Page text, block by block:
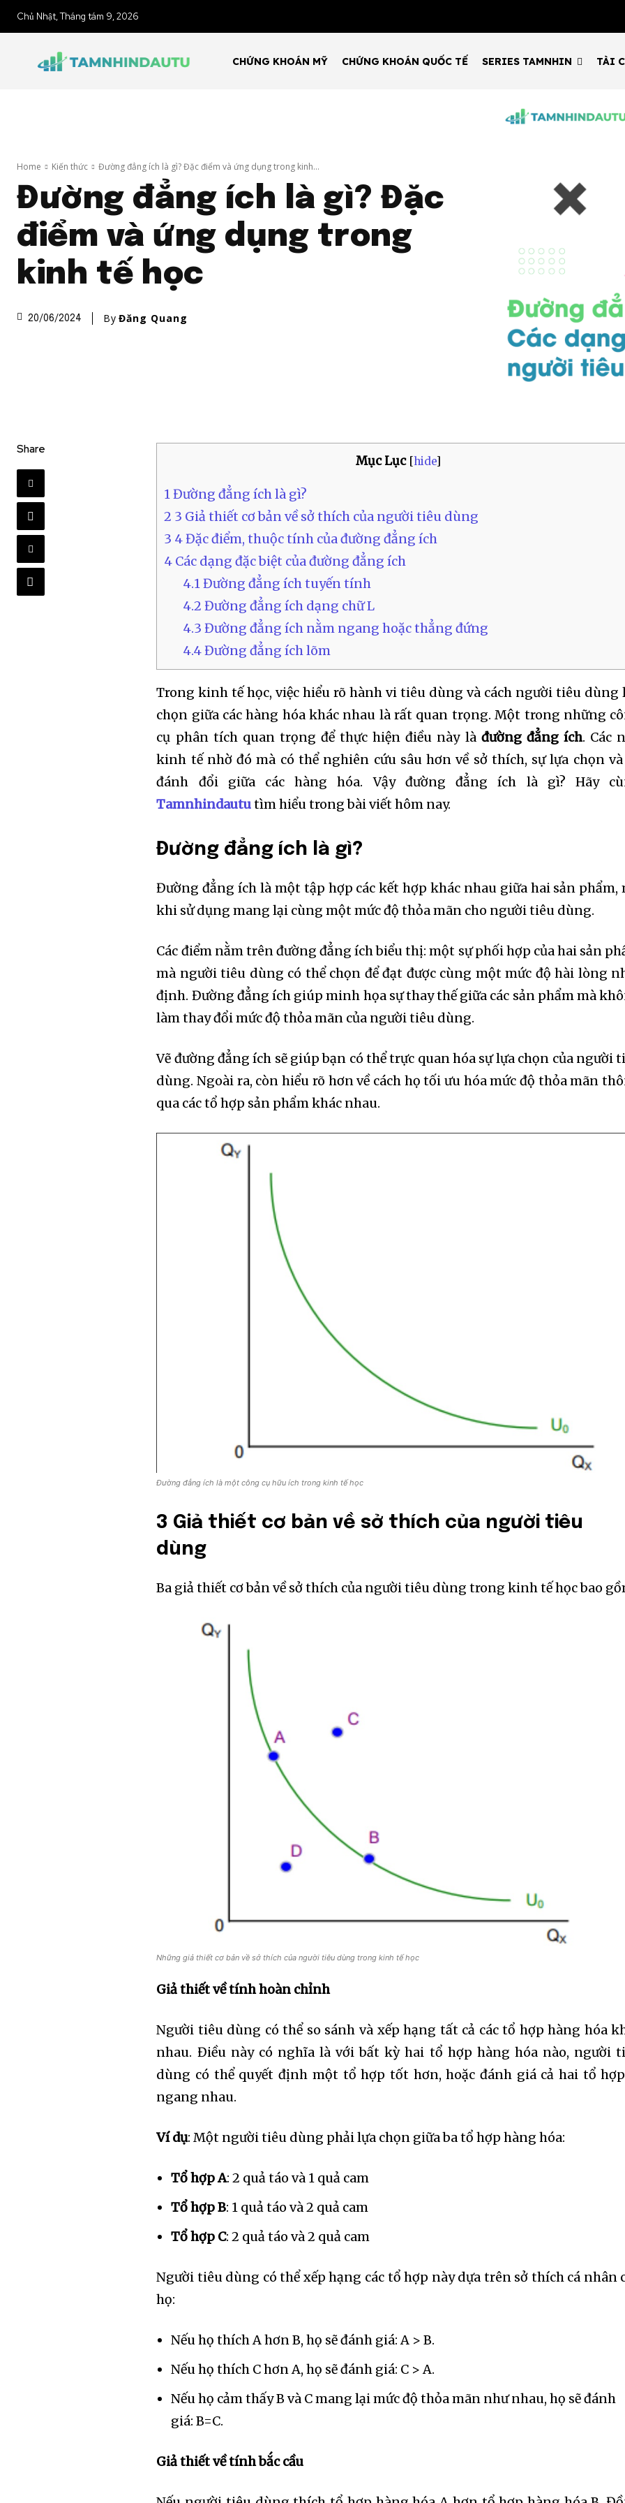
Chủ Nhật, Tháng tám 9, 2026
CHỨNG KHOÁN MỸ CHỨNG KHOÁN QUỐC TẾ SERIES TAMNHIN TÀI
Home Kiến thức Đường đẳng ích là gì? Đặc điểm và ứng dụng trong kinh...
Đường đẳng ích là gì? Đặc
điểm và ứng dụng trong
kinh tế học
20/06/2024 By Đăng Quang
Share
Mục Lục [hide]
1Đường đẳng ích là gì?
2 3 Giả thiết cơ bản về sở thích của người tiêu dùng
3 4 Đặc điểm, thuộc tính của đường đẳng ích
4 Các dạng đặc biệt của đường đẳng ích
4.1Đường đẳng ích tuyến tính
4.2 Đường đẳng ích dạng chữ L
4.3 Đường đẳng ích nằm ngang hoặc thẳng đứng
4.4Đường đẳng ích lõm
Trong kinh tế học, việc hiểu rõ hành vi tiêu dùng và cách người tiêu dùng
chọn giữa các hàng hóa khác nhau là rất quan trọng. Một trong những
cụ phân tích quan trọng để thực hiện điều này là đường đẳng ích. Các
kinh tế nhờ đó mà có thể nghiên cứu sâu hơn về sở thích, sự lựa chọn và
đánh đổi giữa các hàng hóa. Vậy đường đẳng ích là gì? Hãy
Tamnhindaututìm hiểu trong bài viết hôm nay.
Đường đẳng ích là gì?
Đường đẳng ích là một tập hợp các kết hợp khác nhau giữa hai sản phẩm,
khi sử dụng mang lại cùng một mức độ thỏa mãn cho người tiêu dùng.
Các điểm nằm trên đường đẳng ích biểu thị: một sự phối hợp của hai sản
mà người tiêu dùng có thể chọn để đạt được cùng một mức độ hài lòng
định. Đường đẳng ích giúp minh họa sự thay thế giữa các sản phẩm mà
làm thay đổi mức độ thỏa mãn của người tiêu dùng.
Vẽ đường đẳng ích sẽ giúp bạn có thể trực quan hóa sự lựa chọn của người
dùng. Ngoài ra, còn hiểu rõ hơn về cách họ tối ưu hóa mức độ thỏa mãn
qua các tổ hợp sản phẩm khác nhau.
Đường đẳng ích là một công cụ hữu ích trong kinh tế học
3 Giả thiết cơ bản về sở thích của người tiêu
dùng
Ba giả thiết cơ bản về sở thích của người tiêu dùng trong kinh tế học bao
Những giả thiết cơ bản về sở thích của người tiêu dùng trong kinh tế học
Giả thiết về tính hoàn chỉnh
Người tiêu dùng có thể so sánh và xếp hạng tất cả các tổ hợp hàng hóa
nhau. Điều này có nghĩa là với bất kỳ hai tổ hợp hàng hóa nào, người
dùng có thể quyết định một tổ hợp tốt hơn, hoặc đánh giá cả hai tổ
ngang nhau.
Ví dụ: Một người tiêu dùng phải lựa chọn giữa ba tổ hợp hàng hóa:
Tổ hợp A: 2 quả táo và 1 quả cam
Tổ hợp B: 1 quả táo và 2 quả cam
Tổ hợp C: 2 quả táo và 2 quả cam
Người tiêu dùng có thể xếp hạng các tổ hợp này dựa trên sở thích cá nhân
họ:
Nếu họ thích A hơn B, họ sẽ đánh giá: A > B.
Nếu họ thích C hơn A, họ sẽ đánh giá: C > A.
Nếu họ cảm thấy B và C mang lại mức độ thỏa mãn như nhau, họ sẽ đánh
giá: B=C.
Giả thiết về tính bắc cầu